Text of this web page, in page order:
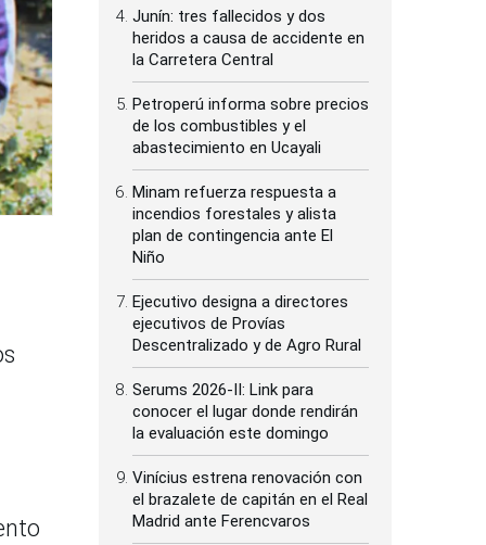
Junín: tres fallecidos y dos
heridos a causa de accidente en
la Carretera Central
Petroperú informa sobre precios
de los combustibles y el
abastecimiento en Ucayali
Minam refuerza respuesta a
incendios forestales y alista
plan de contingencia ante El
Niño
Ejecutivo designa a directores
ejecutivos de Provías
Descentralizado y de Agro Rural
Serums 2026-II: Link para
conocer el lugar donde rendirán
la evaluación este domingo
Vinícius estrena renovación con
el brazalete de capitán en el Real
Madrid ante Ferencvaros